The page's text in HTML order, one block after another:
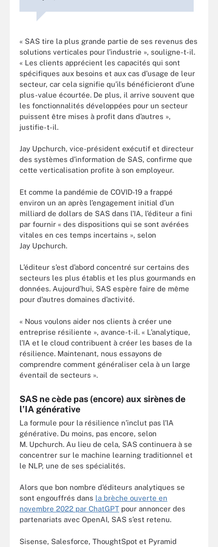
« SAS tire la plus grande partie de ses revenus des
solutions verticales pour l’industrie », souligne-t-il.
« Les clients apprécient les capacités qui sont
spécifiques aux besoins et aux cas d’usage de leur
secteur, car cela signifie qu’ils bénéficieront d’une
plus-value écourtée. De plus, il arrive souvent que
les fonctionnalités développées pour un secteur
puissent être mises à profit dans d’autres »,
justifie-t-il.
Jay Upchurch, vice-président exécutif et directeur
des systèmes d’information de SAS, confirme que
cette verticalisation profite à son employeur.
Et comme la pandémie de COVID-19 a frappé
environ un an après l’engagement initial d’un
milliard de dollars de SAS dans l’IA, l’éditeur a fini
par fournir « des dispositions qui se sont avérées
vitales en ces temps incertains », selon
Jay Upchurch.
L’éditeur s’est d’abord concentré sur certains des
secteurs les plus établis et les plus gourmands en
données. Aujourd’hui, SAS espère faire de même
pour d’autres domaines d’activité.
« Nous voulons aider nos clients à créer une
entreprise résiliente », avance-t-il. « L’analytique,
l’IA et le cloud contribuent à créer les bases de la
résilience. Maintenant, nous essayons de
comprendre comment généraliser cela à un large
éventail de secteurs ».
SAS ne cède pas (encore) aux sirènes de
l’IA générative
La formule pour la résilience n’inclut pas l’IA
générative. Du moins, pas encore, selon
M. Upchurch. Au lieu de cela, SAS continuera à se
concentrer sur le machine learning traditionnel et
le NLP, une de ses spécialités.
Alors que bon nombre d’éditeurs analytiques se
sont engouffrés dans la brèche ouverte en
novembre 2022 par ChatGPT pour annoncer des
partenariats avec OpenAI, SAS s’est retenu.
Sisense, Salesforce, ThoughtSpot et Pyramid